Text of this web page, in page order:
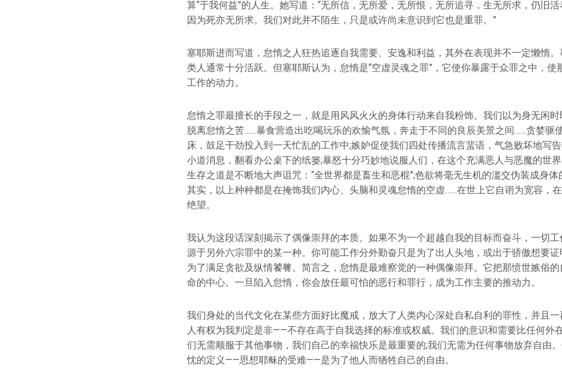
算“于我何益”的人生。她写道：“无所信，无所爱，无所恨，无所追寻，生无所求，仍旧
因为死亦无所求。我们对此并不陌生，只是或许尚未意识到它也是重罪。”
塞耶斯进而写道，怠惰之人狂热追逐自我需要、安逸和利益，其外在表现并不一定懒惰
类人通常十分活跃。但塞耶斯认为，怠惰是“空虚灵魂之罪”，它使你暴露于众罪之中，使
工作的动力。
怠惰之罪最擅长的手段之一，就是用风风火火的身体行动来自我粉饰。我们以为身无闲
脱离怠惰之苦……暴食营造出吃喝玩乐的欢愉气氛，奔走于不同的良辰美景之间……贪婪驱
床，鼓足干劲投入到一天忙乱的工作中;嫉妒促使我们四处传播流言蜚语，气急败坏地写
小道消息，翻看办公桌下的纸篓;暴怒十分巧妙地说服人们，在这个充满恶人与恶魔的世
生存之道是不断地大声诅咒：“全世界都是畜生和恶棍”;色欲将毫无生机的滥交伪装成身体
其实，以上种种都是在掩饰我们内心、头脑和灵魂怠惰的空虚……在世上它自诩为宽容，
绝望。
我认为这段话深刻揭示了偶像崇拜的本质。如果不为一个超越自我的目标而奋斗，一切
源于另外六宗罪中的某一种。你可能工作分外勤奋只是为了出人头地，或出于骄傲想要
为了满足贪欲及纵情饕餮。简言之，怠惰是最难察觉的一种偶像崇拜。它把那愤世嫉俗
命的中心。一旦陷入怠惰，你会放任最可怕的恶行和罪行，成为工作主要的推动力。
我们身处的当代文化在某些方面好比魔戒，放大了人类内心深处自私自利的罪性，并且
人有权为我判定是非——不存在高于自我选择的标准或权威。我们的意识和需要比任何外
们无需顺服于其他事物，我们自己的幸福快乐是最重要的;我们无需为任何事物放弃自由
忱的定义——思想耶稣的受难——是为了他人而牺牲自己的自由。